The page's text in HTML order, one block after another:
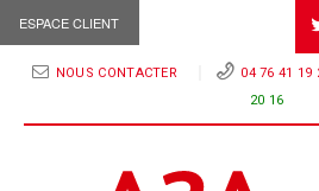
ESPACE CLIENT
NOUS CONTACTER 04 76 41 19
20 16